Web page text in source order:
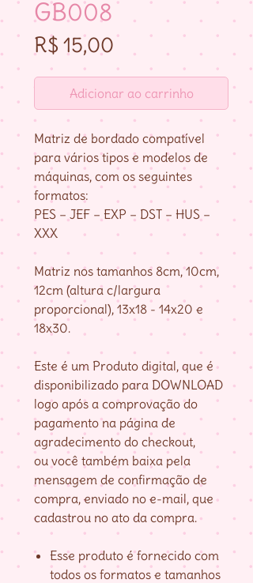
GB008
R$ 15,00Preço
Adicionar ao carrinho
Matriz de bordado compatível
para vários tipos e modelos de
máquinas, com os seguintes
formatos:
PES – JEF – EXP – DST – HUS –
XXX
Matriz nos tamanhos 8cm, 10cm,
12cm (altura c/largura
proporcional), 13x18 - 14x20 e
18x30.
Este é um Produto digital, que é
disponibilizado para DOWNLOAD
logo após a comprovação do
pagamento na página de
agradecimento do checkout,
ou você também baixa pela
mensagem de confirmação de
compra, enviado no e-mail, que
cadastrou no ato da compra.
Esse produto é fornecido com
todos os formatos e tamanhos